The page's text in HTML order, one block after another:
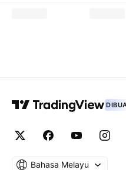
Bahasa Melayu